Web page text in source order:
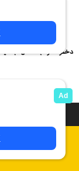
دختره داره به گلدان آب
داستان سکسی
Report Abuse